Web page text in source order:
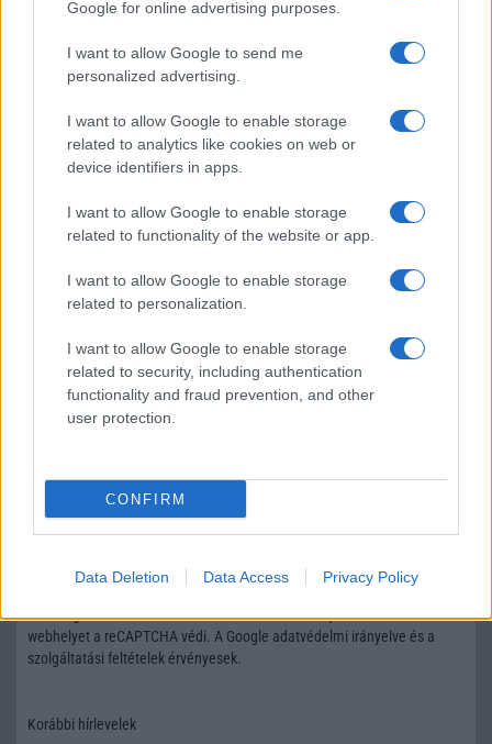
Google for online advertising purposes.
I want to allow Google to send me
personalized advertising.
I want to allow Google to enable storage
related to analytics like cookies on web or
device identifiers in apps.
I want to allow Google to enable storage
related to functionality of the website or app.
I want to allow Google to enable storage
related to personalization.
I want to allow Google to enable storage
related to security, including authentication
functionality and fraud prevention, and other
user protection.
CONFIRM
Data Deletion Data Access Privacy Policy
TELEFONOK GYORSLISTA
Márka :
Feliratkozás a Telefonguru ingyenes hírlevelére
Elfogadom azAdatvédelmi és Adatkezelési TájékoztatótEzt a
webhelyet a reCAPTCHA védi. A Google adatvédelmi irányelve és a
szolgáltatási feltételek érvényesek.
Korábbi hírlevelek